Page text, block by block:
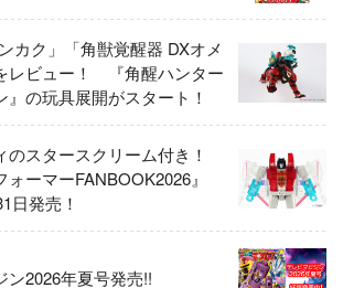
カク」「角獣覚醒器 DXオメ
レビュー！ 『角醒ハンター
』の玩具展開がスタート！
のスタースクリーム付き！
ォーマーFANBOOK2026』
日発売！
ン2026年夏号発売!!